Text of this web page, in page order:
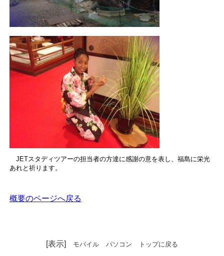
JETスタディツアーの担当者の方達に感謝の意を表し、福島に栄光
あれと祈ります。
概要のページへ戻る
[表示] モバイル パソコン トップに戻る